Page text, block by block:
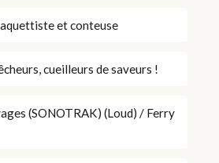
et conteuse
cueilleurs de saveurs !
(SONOTRAK) (Loud) / Ferry